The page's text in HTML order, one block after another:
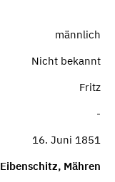
männlich
Nicht bekannt
Fritz
-
16. Juni 1851
Eibenschitz, Mähren